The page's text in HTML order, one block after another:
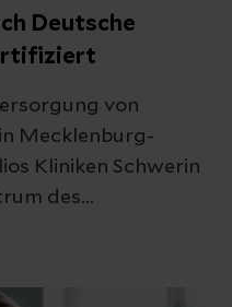
Deutsche
von
Mecklenburg-
Kliniken Schwerin
des
durch die Deutsche